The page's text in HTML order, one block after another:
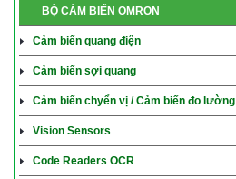
BỘ CẢM BIẾN OMRON
Cảm biến quang điện
Cảm biến sợi quang
Cảm biến chyển vị / Cảm biến đo lường
Vision Sensors
Code Readers OCR